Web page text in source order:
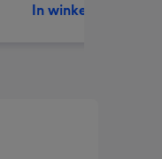
In winkelmand